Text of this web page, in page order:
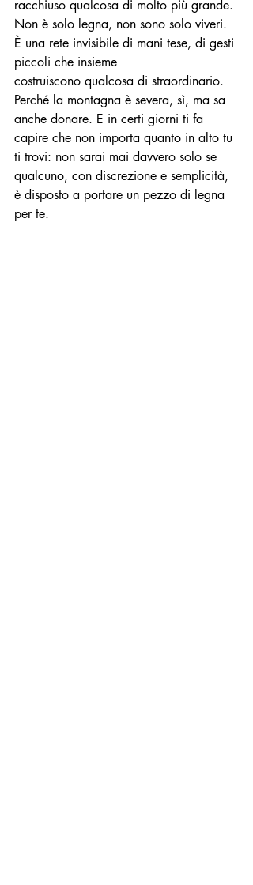
racchiuso qualcosa di molto più grande.
Non è solo legna, non sono solo viveri.
È una rete invisibile di mani tese, di gesti
piccoli che insieme
costruiscono qualcosa di straordinario.
Perché la montagna è severa, sì, ma sa
anche donare. E in certi giorni ti fa
capire che non importa quanto in alto tu
ti trovi: non sarai mai davvero solo se
qualcuno, con discrezione e semplicità,
è disposto a portare un pezzo di legna
per te.